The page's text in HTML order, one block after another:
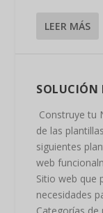
LEER MÁS
SOLUCIÓN
Construye tu
de las
siguientes
web
Sitio web que
necesidades
Categorías de